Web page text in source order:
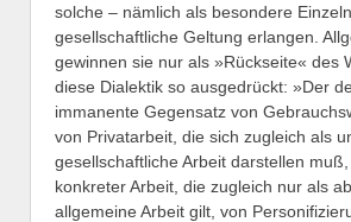
solche – nämlich als besondere
gesellschaftliche Geltung erlangen.
gewinnen sie nur als »Rückseite« des
diese Dialektik so ausgedrückt: »Der
immanente Gegensatz von
von Privatarbeit, die sich zugleich als
gesellschaftliche Arbeit darstellen
konkreter Arbeit, die zugleich nur als
allgemeine Arbeit gilt, von